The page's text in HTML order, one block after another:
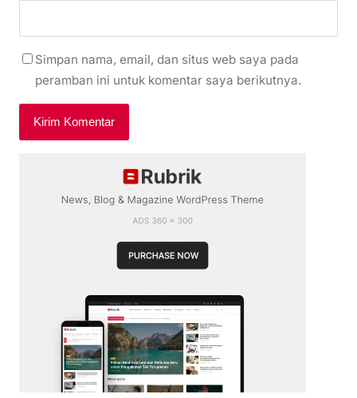
Simpan nama, email, dan situs web saya pada
peramban ini untuk komentar saya berikutnya.